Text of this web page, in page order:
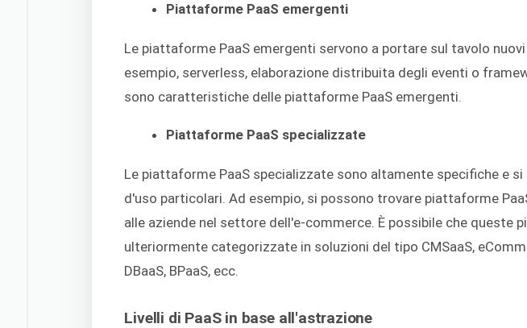
Piattaforme PaaS emergenti
Le piattaforme PaaS emergenti servono a portare sul tavolo
esempio, serverless, elaborazione distribuita degli eventi o
sono caratteristiche delle piattaforme PaaS emergenti.
Piattaforme PaaS specializzate
Le piattaforme PaaS specializzate sono altamente specifiche e
d'uso particolari. Ad esempio, si possono trovare piattaforme
alle aziende nel settore dell'e-commerce. È possibile che queste
ulteriormente categorizzate in soluzioni del tipo CMSaaS,
DBaaS, BPaaS, ecc.
Livelli di PaaS in base all'astrazione